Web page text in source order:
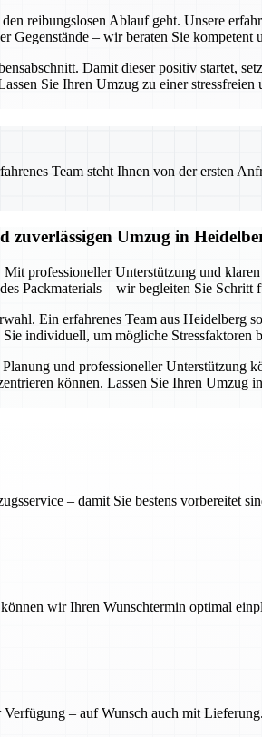
reibungslosen Ablauf geht. Unsere
– wir beraten Sie kompetent
Damit dieser positiv startet,
Sie Ihren Umzug zu einer
Team steht Ihnen von der ersten
zuverlässigen Umzug in
professioneller Unterstützung und
Packmaterials – wir begleiten Sie Schritt
Ein erfahrenes Team aus Heidelberg
individuell, um mögliche Stressfaktoren
und professioneller Unterstützung
können. Lassen Sie Ihren
– damit Sie bestens vorbereitet
wir Ihren Wunschtermin optimal
– auf Wunsch auch mit Lieferung.